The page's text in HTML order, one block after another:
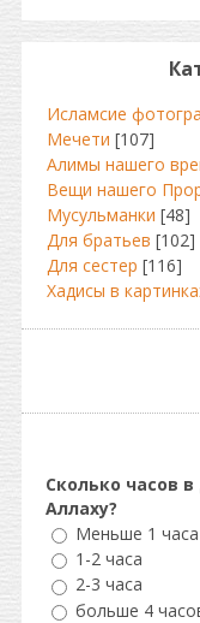
Исламсие
Мечети [107]
Алимы нашего
Вещи нашего
Мусульманки [48]
Для братьев [102]
Для сестер [116]
Хадисы в
Сколько часов
Аллаху?
Меньше 1 часа
1-2 часа
2-3 часа
больше 4